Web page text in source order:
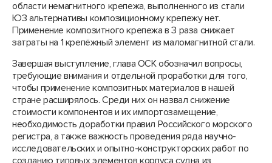
области немагнитного крепежа, выполненного из стали
Ю3 альтернативы композиционному крепежу нет.
Применение композитного крепежа в 3 раза снижает
затраты на 1 крепёжный элемент из маломагнитной стали.
Завершая выступление, глава ОСК обозначил вопросы,
требующие внимания и отдельной проработки для того,
чтобы применение композитных материалов в нашей
стране расширялось. Среди них он назвал снижение
стоимости компонентов и их импортозамещение,
необходимость доработки правил Российского морского
регистра, а также важность проведения ряда научно-
исследовательских и опытно-конструкторских работ по
созданию типовых элементов корпуса судна из